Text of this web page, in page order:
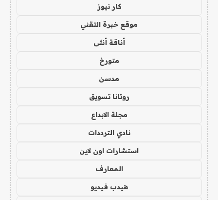
كار نيوز
موقع خبرة التقني
أناقة أنثى
متورخ
مدسن
روتانا تسويق
مجلة الابداع
نادي الترددات
استشارات اون لاين
المعارف
هيدب فيديو